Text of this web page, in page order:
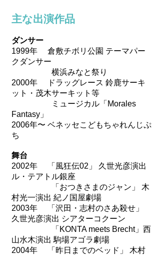
主な出演作品
ダンサー
1999年 倉敷チボリ公園 テーマパー
クダンサー
横浜みなと祭り
2000年 ドラッグレース 鈴鹿サーキ
ット・茂木サーキット等
ミュージカル「Morales
Fantasy」
2006年〜 ベネッセこどもちゃれんじぷ
ち
舞台
2002年 「風狂伝02」 久世光彦演出
ル・テアトル銀座
「おつきさまのジャン」 木
村光一演出 紀ノ国屋劇場
2003年 「沢田・志村のさあ殺せ」
久世光彦演出 シアターコクーン
「KONTA meets Brecht」西
山水木演出 駒場アゴラ劇場
2004年 「昨日までのベッド」 木村